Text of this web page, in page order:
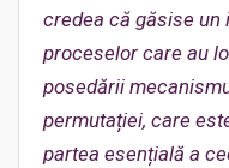
credea că găsise un
proceselor care au
posedării
permutației, care
partea esențială a